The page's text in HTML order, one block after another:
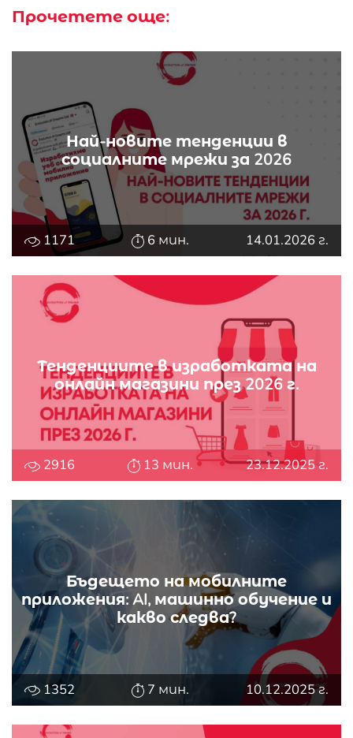
Прочетете още:
Най-новите тенденции в
социалните мрежи за 2026
1171 6 мин. 14.01.2026 г.
Тенденциите в изработката на
онлайн магазини през 2026 г.
2916 13 мин. 23.12.2025 г.
Бъдещето на мобилните
приложения: AI, машинно обучение и
какво следва?
1352 7 мин. 10.12.2025 г.